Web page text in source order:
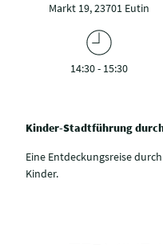
Markt 19, 23701 Eutin
14:30 - 15:30
Kinder-Stadtführung
Eine Entdeckungsreise
Kinder.